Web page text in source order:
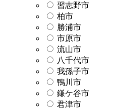
習志野市
柏市
勝浦市
市原市
流山市
八千代市
我孫子市
鴨川市
鎌ケ谷市
君津市